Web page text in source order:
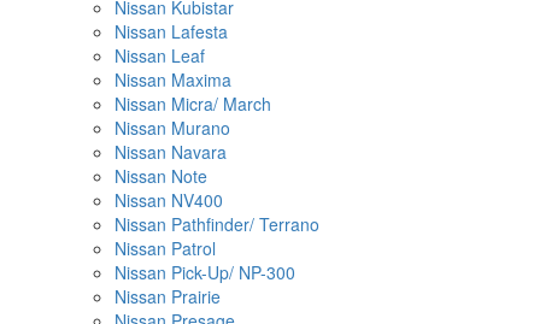
Nissan Kubistar
Nissan Lafesta
Nissan Leaf
Nissan Maxima
Nissan Micra/ March
Nissan Murano
Nissan Navara
Nissan Note
Nissan NV400
Nissan Pathfinder/ Terrano
Nissan Patrol
Nissan Pick-Up/ NP-300
Nissan Prairie